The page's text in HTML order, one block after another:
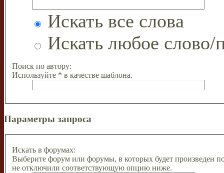
Искать все слова
Искать любое слово/
Поиск по автору:
Используйте * в качестве шаблона.
Параметры запроса
Искать в форумах:
Выберите форум или форумы, в которых будет произведен
не отключили соответствующую опцию ниже.